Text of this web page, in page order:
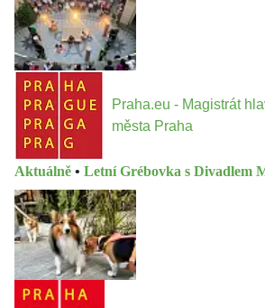
Praha.eu - Magistrát
města Praha
Aktuálně • Letní Grébovka s Divadlem